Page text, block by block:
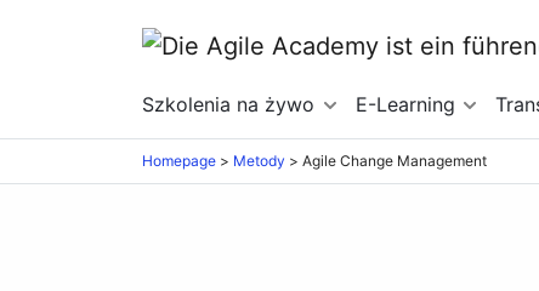
Szkolenia na żywo E-Learning
Homepage > Metody > Agile Change Management